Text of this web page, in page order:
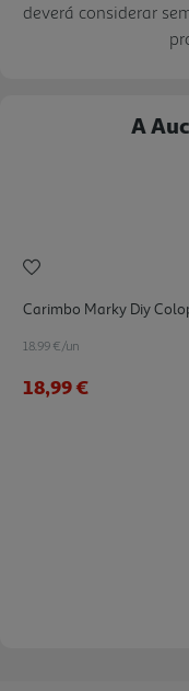
deverá considerar
A
Carimbo Marky Diy
18.99 €/un
18,99 €